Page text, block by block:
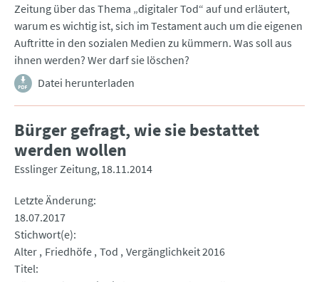
Zeitung über das Thema „digitaler Tod“ auf und erläutert,
warum es wichtig ist, sich im Testament auch um die eigenen
Auftritte in den sozialen Medien zu kümmern. Was soll aus
ihnen werden? Wer darf sie löschen?
Datei herunterladen
Bürger gefragt, wie sie bestattet
werden wollen
Esslinger Zeitung 18.11.2014
Letzte Änderung
18.07.2017
Stichwort(e)
Alter Friedhöfe Tod Vergänglichkeit 2016
Titel